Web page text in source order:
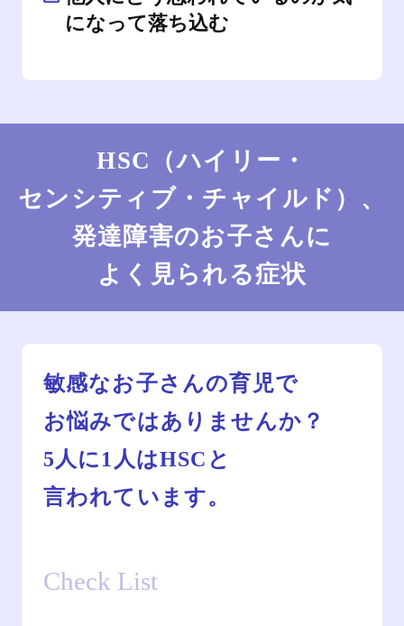
になって落ち込む
HSC（ハイリー・
センシティブ・チャイルド）、
発達障害のお子さんに
よく見られる症状
敏感なお子さんの育児で
お悩みではありませんか？
5人に1人はHSCと
言われています。
Check List